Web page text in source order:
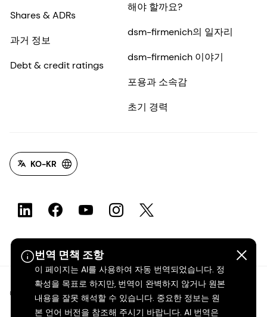
번역 면책 조항
이 페이지는 AI를 사용하여 자동 번역되었습니다. 정
확성을 목표로 하지만, 번역이 완벽하지 않거나 원본
내용을 잘못 해석할 수 있습니다. 중요한 정보는 원
본 언어 버전을 참조해 주시기 바랍니다. AI 번역은
Shares & ADRs
과거 정보
Debt & credit ratings
해야 할까요?
dsm-firmenich의 일자리
dsm-firmenich 이야기
포용과 소속감
초기 경력
KO-KR
©2026 dsm-firmenich. 모든 권리 보유.